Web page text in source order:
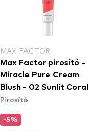
MAX FACTOR
Max Factor pirosító -
Miracle Pure Cream
Blush - 02 Sunlit Coral
Pirosító
-5%